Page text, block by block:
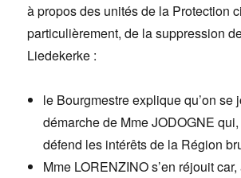
à propos des unités de la Protection
particulièrement, de la suppression
Liedekerke :
le Bourgmestre explique qu’on se
démarche de Mme JODOGNE
défend les intérêts de la Région
Mme LORENZINO s’en réjouit